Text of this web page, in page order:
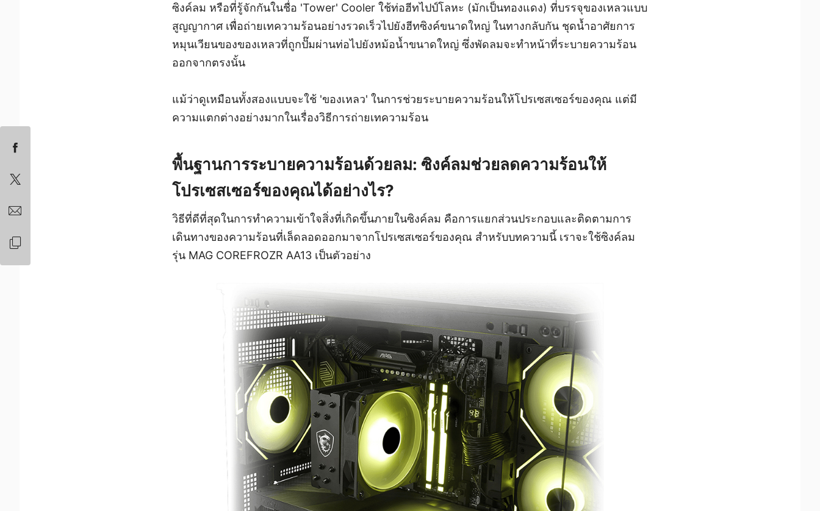
ซิงค์ลม หรือที่รู้จักกันในชื่อ 'Tower' Cooler ใช้ท่อฮีทไปป์โลหะ (มักเป็นทองแดง) ที่บรรจุของเหลวแบบ
สูญญากาศ เพื่อถ่ายเทความร้อนอย่างรวดเร็วไปยังฮีทซิงค์ขนาดใหญ่ ในทางกลับกัน ชุดน้ำอาศัยการ
หมุนเวียนของของเหลวที่ถูกปั๊มผ่านท่อไปยังหม้อน้ำขนาดใหญ่ ซึ่งพัดลมจะทำหน้าที่ระบายความร้อน
ออกจากตรงนั้น
แม้ว่าดูเหมือนทั้งสองแบบจะใช้ 'ของเหลว' ในการช่วยระบายความร้อนให้โปรเซสเซอร์ของคุณ แต่มี
ความแตกต่างอย่างมากในเรื่องวิธีการถ่ายเทความร้อน
พื้นฐานการระบายความร้อนด้วยลม: ซิงค์ลมช่วยลดความร้อนให้
โปรเซสเซอร์ของคุณได้อย่างไร?
วิธีที่ดีที่สุดในการทำความเข้าใจสิ่งที่เกิดขึ้นภายในซิงค์ลม คือการแยกส่วนประกอบและติดตามการ
เดินทางของความร้อนที่เล็ดลอดออกมาจากโปรเซสเซอร์ของคุณ สำหรับบทความนี้ เราจะใช้ซิงค์ลม
รุ่น MAG COREFROZR AA13 เป็นตัวอย่าง